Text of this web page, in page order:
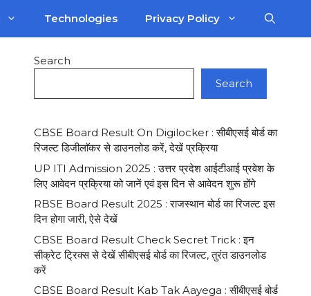
Technologies Privacy Policy
Search
Search
CBSE Board Result On Digilocker : सीबीएसई बोर्ड का
रिजल्ट डिजीलाॅकर से डाउनलोड करें, देखें प्रक्रिया
UP ITI Admission 2025 : उत्तर प्रदेश आईटीआई प्रवेश के
लिए आवेदन प्रक्रिया को जानें एवं इस दिन से आवेदन शुरू होंगे
RBSE Board Result 2025 : राजस्थान बोर्ड का रिजल्ट इस
दिन होगा जारी, ऐसे देखें
CBSE Board Result Check Secret Trick : इन
सीक्रेट ट्रिक्स से देखें सीबीएसई बोर्ड का रिजल्ट, तुरंत डाउनलोड
करें
CBSE Board Result Kab Tak Aayega : सीबीएसई बोर्ड